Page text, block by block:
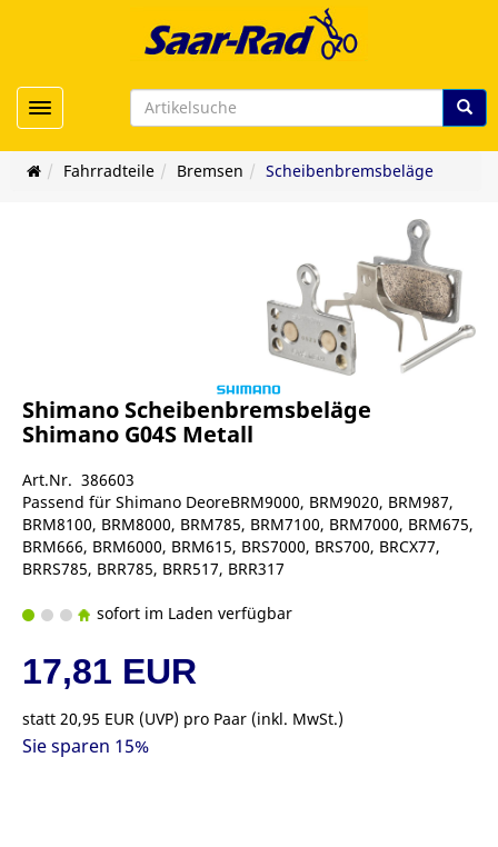
Toggle navigation
Fahrradteile Bremsen Scheibenbremsbeläge
Shimano Scheibenbremsbeläge
Shimano G04S Metall
Art.Nr. 386603
Passend für Shimano DeoreBRM9000, BRM9020, BRM987,
BRM8100, BRM8000, BRM785, BRM7100, BRM7000, BRM675,
BRM666, BRM6000, BRM615, BRS7000, BRS700, BRCX77,
BRRS785, BRR785, BRR517, BRR317
sofort im Laden verfügbar
17,81 EUR
statt 20,95 EUR (UVP) pro Paar (inkl. MwSt.)
Sie sparen 15%